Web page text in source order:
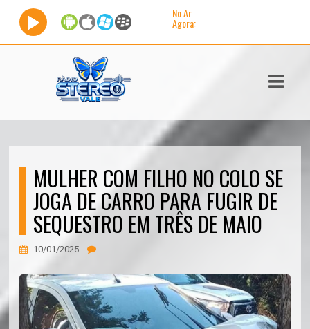
No Ar
Agora:
MULHER COM FILHO NO COLO SE
JOGA DE CARRO PARA FUGIR DE
SEQUESTRO EM TRÊS DE MAIO
10/01/2025